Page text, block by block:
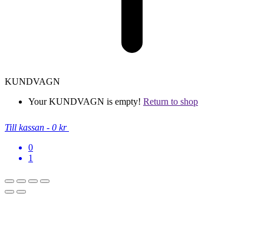
KUNDVAGN
Your KUNDVAGN is empty! Return to shop
Till kassan - 0 kr
0
1